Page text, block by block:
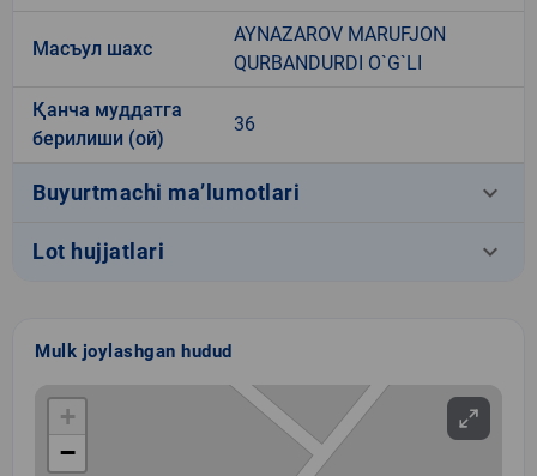
Масъул шахс
AYNAZAROV MARUFJON
QURBANDURDI O`G`LI
Қанча муддатга
берилиши (ой)
36
Buyurtmachi ma’lumotlari keyboard_arrow_down
Lot hujjatlari keyboard_arrow_down
Mulk joylashgan hudud
+
−